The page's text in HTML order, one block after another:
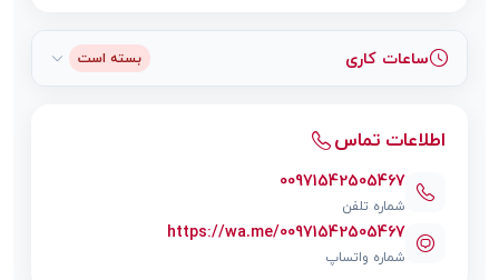
ساعات کاری بسته است
اطلاعات تماس
00971542505467
شماره تلفن
https://wa.me/00971542505467
شماره واتساپ